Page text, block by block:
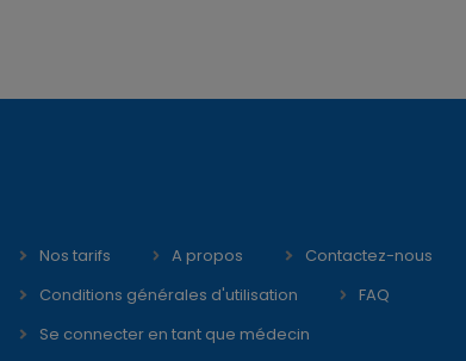
Nos tarifs A propos
Contactez-nous
Conditions générales d'utilisation
FAQ
Se connecter en tant que médecin